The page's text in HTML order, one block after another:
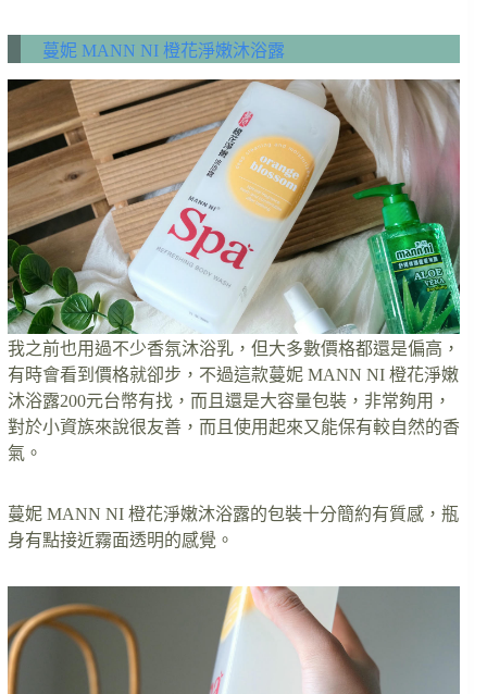
蔓妮 MANN NI 橙花淨嫩沐浴露
我之前也用過不少香氛沐浴乳，但大多數價格都還是偏高，
有時會看到價格就卻步，不過這款蔓妮 MANN NI 橙花淨嫩
沐浴露200元台幣有找，而且還是大容量包裝，非常夠用，
對於小資族來說很友善，而且使用起來又能保有較自然的香
氣。
蔓妮 MANN NI 橙花淨嫩沐浴露的包裝十分簡約有質感，瓶
身有點接近霧面透明的感覺。